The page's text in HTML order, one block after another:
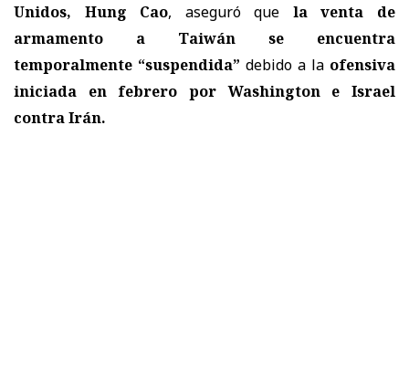
Unidos, Hung Cao, aseguró que la venta de
armamento a Taiwán se encuentra
temporalmente “suspendida” debido a la ofensiva
iniciada en febrero por Washington e Israel
contra Irán.